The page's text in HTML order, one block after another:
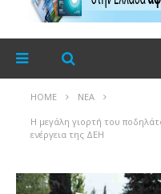
HOME ΝΈΑ
Η μεγάλη γιορτή του
ενέργεια της ΔΕΗ